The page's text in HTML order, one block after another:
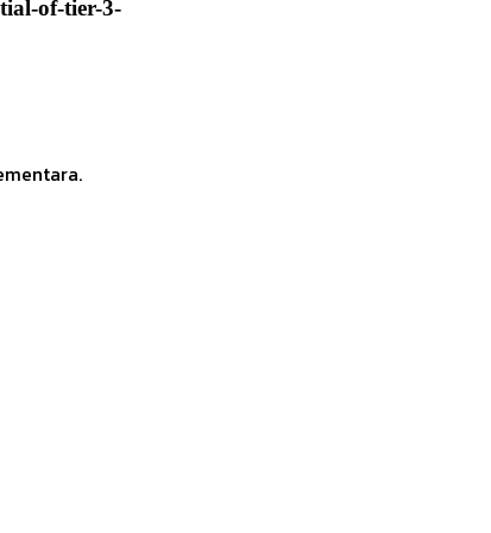
of-tier-3-